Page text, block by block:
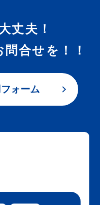
丈夫！
合せを！！
ォーム